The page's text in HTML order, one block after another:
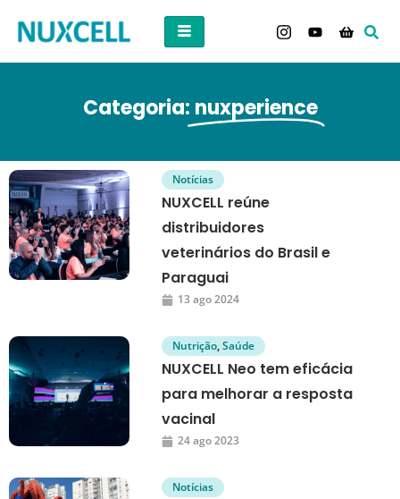
Categoria: nuxperience
Notícias
NUXCELL reúne
distribuidores
veterinários do Brasil e
Paraguai
13 ago 2024
Nutrição,Saúde
NUXCELL Neo tem eficácia
para melhorar a resposta
vacinal
24 ago 2023
Notícias